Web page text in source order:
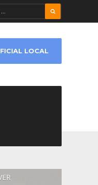
LOCAL